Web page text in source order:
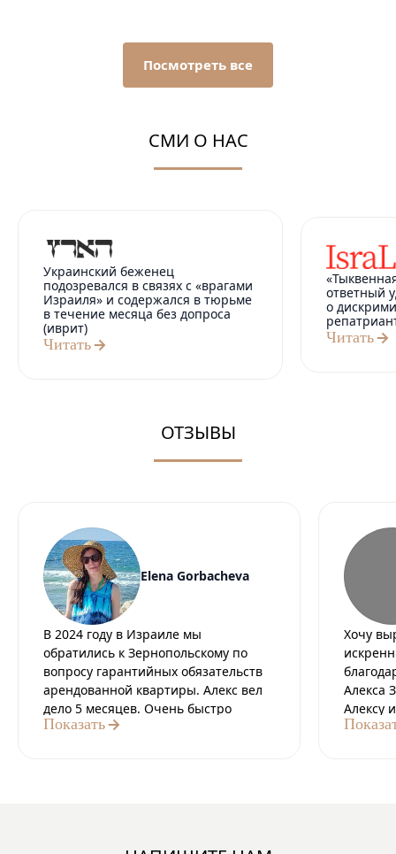
Посмотреть все
СМИ О НАС
Украинский беженец
подозревался в связях с «врагами
Израиля» и содержался в тюрьме
в течение месяца без допроса
(иврит)
Читать
ответный
о
Читать
ОТЗЫВЫ
Elena Gorbacheva
В 2024 году в Израиле мы
обратились к Зернопольскому по
вопросу гарантийных обязательств
арендованной квартиры. Алекс вел
дело 5 месяцев. Очень быстро
отвечал, всегда был на связи. Со
Показать
Хочу
Алекса
Алексу